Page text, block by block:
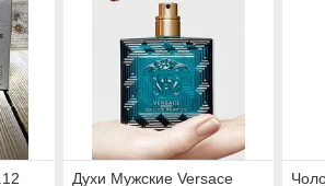
Духи Мужские Versace